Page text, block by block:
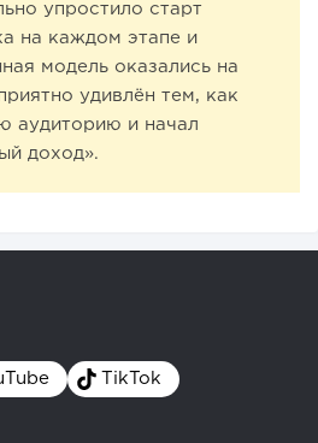
упростило старт
на каждом этапе и
модель оказались на
удивлён тем, как
аудиторию и начал
доход».
TikTok